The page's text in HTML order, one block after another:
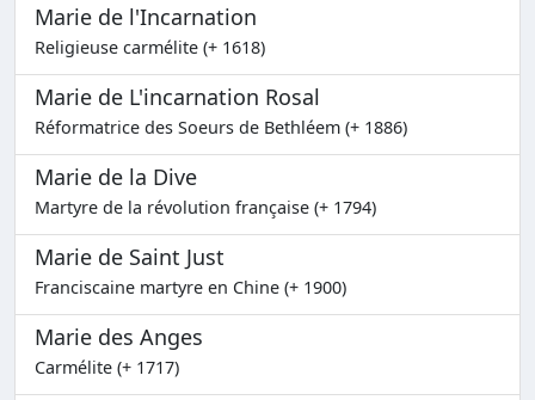
Marie de l'Incarnation
Religieuse carmélite (+ 1618)
Marie de L'incarnation Rosal
Réformatrice des Soeurs de Bethléem (+ 1886)
Marie de la Dive
Martyre de la révolution française (+ 1794)
Marie de Saint Just
Franciscaine martyre en Chine (+ 1900)
Marie des Anges
Carmélite (+ 1717)